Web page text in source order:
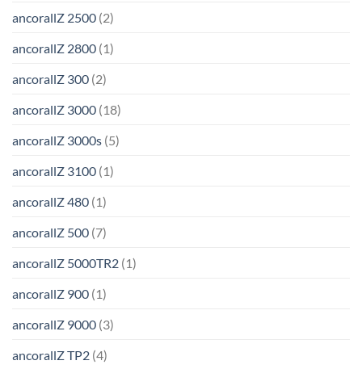
ancorallZ 2500 (2)
ancorallZ 2800 (1)
ancorallZ 300 (2)
ancorallZ 3000 (18)
ancorallZ 3000s (5)
ancorallZ 3100 (1)
ancorallZ 480 (1)
ancorallZ 500 (7)
ancorallZ 5000TR2 (1)
ancorallZ 900 (1)
ancorallZ 9000 (3)
ancorallZ TP2 (4)